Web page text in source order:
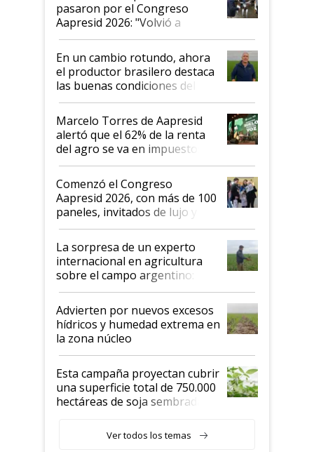
pasaron por el Congreso
Aapresid 2026: "Volvió a
demostrar que hablar del
suelo es hablar de todo el
sistema productivo"
En un cambio rotundo, ahora
el productor brasilero destaca
las buenas condiciones del
agro argentino para invertir:
"Los veo más motivados"
Marcelo Torres de Aapresid
alertó que el 62% de la renta
del agro se va en impuestos:
"No es bueno que en
Argentina se sigan discutiendo
las mismas cosas de hace 50
años"
Comenzó el Congreso
Aapresid 2026, con más de 100
paneles, invitados de lujo y
todas las tendencias
La sorpresa de un experto
internacional en agricultura
sobre el campo argentino:
"Estoy muy impresionado"
Advierten por nuevos excesos
hídricos y humedad extrema en
la zona núcleo
Esta campaña proyectan cubrir
una superficie total de 750.000
hectáreas de soja sembradas
variedades que marcan un
salto tecnológico en genética y
Ver todos los temas